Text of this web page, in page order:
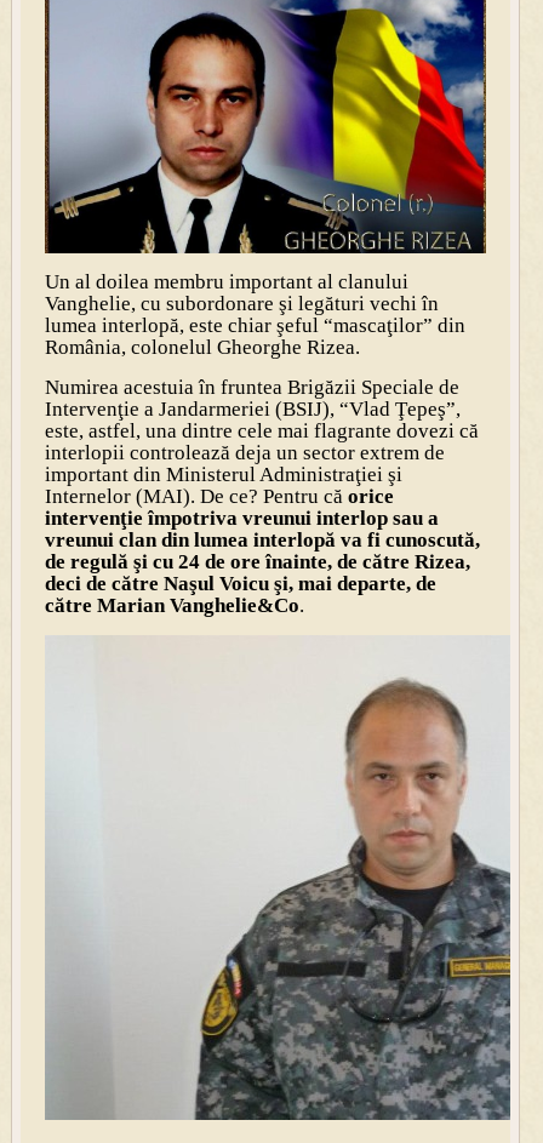
Un al doilea membru important al clanului
Vanghelie, cu subordonare şi legături vechi în
lumea interlopă, este chiar şeful “mascaţilor” din
România, colonelul Gheorghe Rizea.
Numirea acestuia în fruntea Brigăzii Speciale de
Intervenţie a Jandarmeriei (BSIJ), “Vlad Ţepeş”,
este, astfel, una dintre cele mai flagrante dovezi că
interlopii controlează deja un sector extrem de
important din Ministerul Administraţiei şi
Internelor (MAI). De ce? Pentru că orice
intervenţie împotriva vreunui interlop sau a
vreunui clan din lumea interlopă va fi cunoscută,
de regulă şi cu 24 de ore înainte, de către Rizea,
deci de către Naşul Voicu şi, mai departe, de
către Marian Vanghelie&Co.